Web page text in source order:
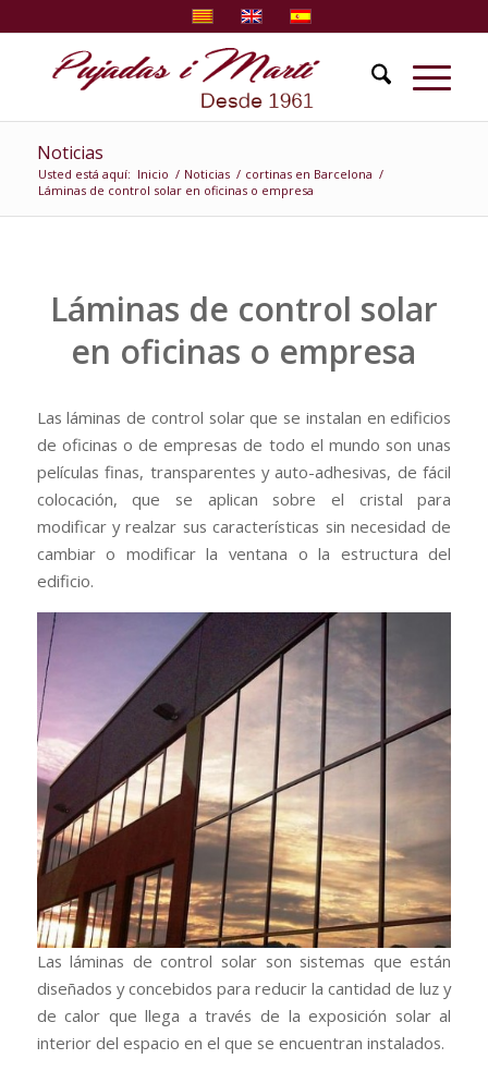
Noticias
Usted está aquí: Inicio / Noticias / cortinas en Barcelona /
Láminas de control solar en oficinas o empresa
Láminas de control solar
en oficinas o empresa
Las láminas de control solar que se instalan en edificios
de oficinas o de empresas de todo el mundo son unas
películas finas, transparentes y auto-adhesivas, de fácil
colocación, que se aplican sobre el cristal para
modificar y realzar sus características sin necesidad de
cambiar o modificar la ventana o la estructura del
edificio.
Las láminas de control solar son sistemas que están
diseñados y concebidos para reducir la cantidad de luz y
de calor que llega a través de la exposición solar al
interior del espacio en el que se encuentran instalados.